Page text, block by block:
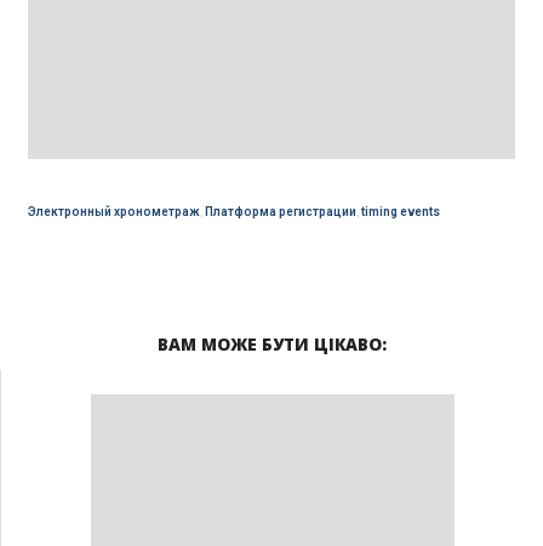
Электронный хронометраж, Платформа регистрации timing events
ВАМ МОЖЕ БУТИ ЦІКАВО: